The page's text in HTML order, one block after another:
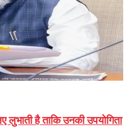
लुभाती है ताकि उनकी उपयोगिता